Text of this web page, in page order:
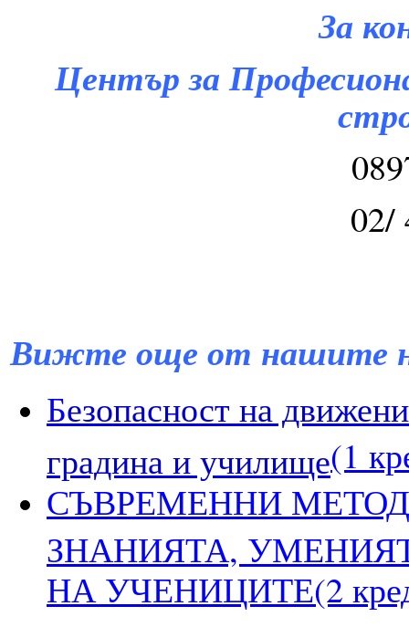
За
Център за
02/
Вижте още от нашите
Безопасност на
градина и училище(1
СЪВРЕМЕННИ
ЗНАНИЯТА,
НА УЧЕНИЦИТЕ(2